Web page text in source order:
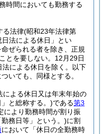
時間においても勤務する
る法律(昭和23年法律第
日法による休日」とい
ぜられる者を除き、正規
とを要しない。 12月29日
法による休日を除く。以下
ついても、同様とする。
よる休日又は年末年始の
と総称する。)である第3
により勤務時間が割り振
務日等」という。)に割
において「休日の全勤務時